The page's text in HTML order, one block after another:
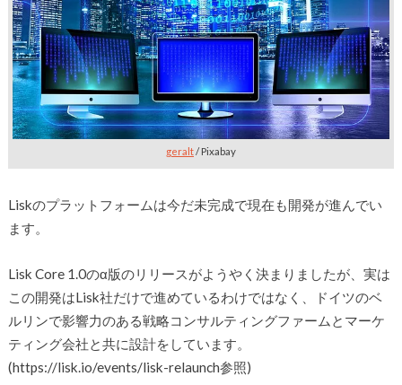
geralt/ Pixabay
Liskのプラットフォームは今だ未完成で現在も開発が進んでい
ます。
Lisk Core 1.0のα版のリリースがようやく決まりましたが、実は
この開発はLisk社だけで進めているわけではなく、ドイツのベ
ルリンで影響力のある戦略コンサルティングファームとマーケ
ティング会社と共に設計をしています。
(https://lisk.io/events/lisk-relaunch参照)